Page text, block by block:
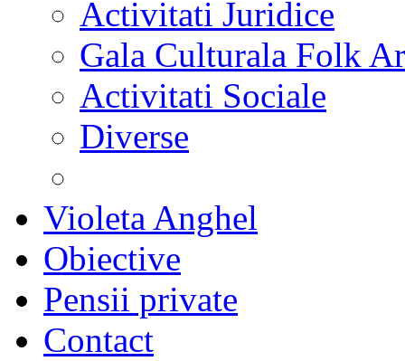
Activitati Juridice
Gala Culturala Folk
Activitati Sociale
Diverse
Violeta Anghel
Obiective
Pensii private
Contact